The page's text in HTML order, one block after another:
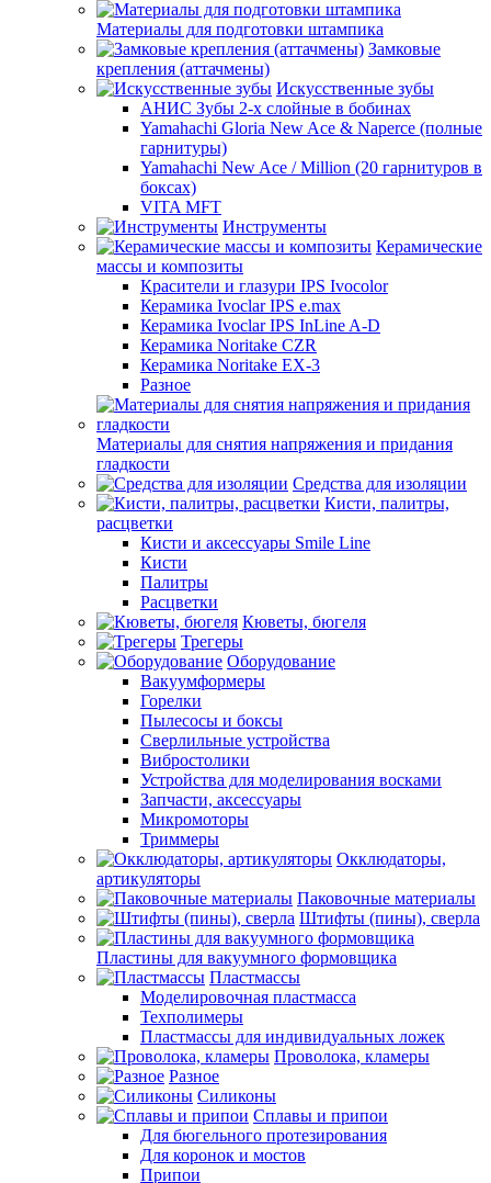
Материалы для подготовки штампика
Замковые
крепления (аттачмены)
Искусственные зубы
АНИС Зубы 2-х слойные в бобинах
Yamahachi Gloria New Ace & Naperce (полные
гарнитуры)
Yamahachi New Ace / Million (20 гарнитуров в
боксах)
VITA MFT
Инструменты
Керамические
массы и композиты
Красители и глазури IPS Ivocolor
Керамика Ivoclar IPS e.max
Керамика Ivoclar IPS InLine A-D
Керамика Noritake CZR
Керамика Noritake EX-3
Разное
Материалы для снятия напряжения и придания
гладкости
Средства для изоляции
Кисти, палитры,
расцветки
Кисти и аксессуары Smile Line
Кисти
Палитры
Расцветки
Кюветы, бюгеля
Трегеры
Оборудование
Вакуумформеры
Горелки
Пылесосы и боксы
Сверлильные устройства
Вибростолики
Устройства для моделирования восками
Запчасти, аксессуары
Микромоторы
Триммеры
Окклюдаторы,
артикуляторы
Паковочные материалы
Штифты (пины), сверла
Пластины для вакуумного формовщика
Пластмассы
Моделировочная пластмасса
Техполимеры
Пластмассы для индивидуальных ложек
Проволока, кламеры
Разное
Силиконы
Сплавы и припои
Для бюгельного протезирования
Для коронок и мостов
Припои